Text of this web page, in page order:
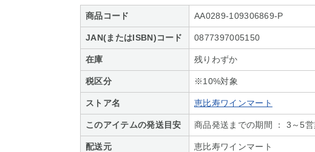
商品コード AA0289-109306869-P
JAN(またはISBN)コード 0877397005150
在庫 残りわずか
税区分 ※10%対象
ストア名 恵比寿ワインマート
このアイテムの発送目安 商品発送までの期間 ： 3～5
配送元 恵比寿ワインマート